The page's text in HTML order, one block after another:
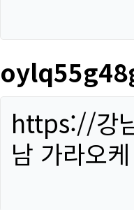
https://강
남 가라오